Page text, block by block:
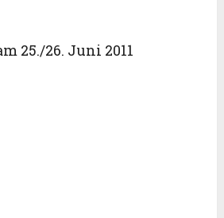
25./26. Juni 2011